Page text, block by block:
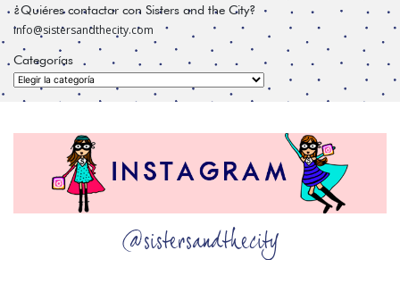
¿Quiéres contactar con Sisters and the City?
info@sistersandthecity.com
Categorías
Categorías
@sistersandthecity